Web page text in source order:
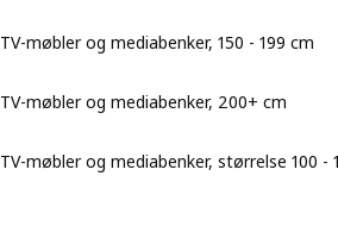
TV-møbler og mediabenker, 150 - 199 cm
TV-møbler og mediabenker, 200+ cm
TV-møbler og mediabenker, størrelse 100 -